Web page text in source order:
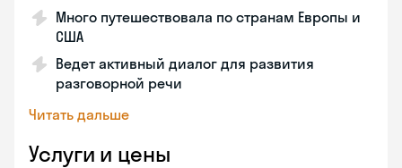
Много путешествовала по странам Европы и
США
Ведет активный диалог для развития
разговорной речи
Читать дальше
Услуги и цены